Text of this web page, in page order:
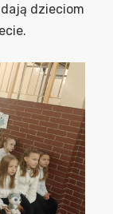
dzieciom